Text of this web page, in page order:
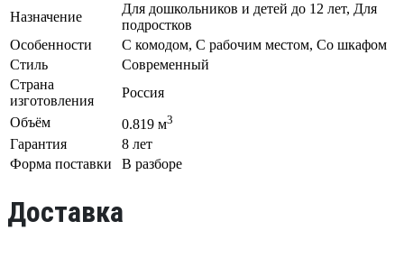
Назначение
Для дошкольников и детей до 12 лет, Для
подростков
Особенности
С комодом, С рабочим местом, Со шкафом
Стиль
Современный
Страна
изготовления
Россия
Объём
0.819 м3
Гарантия
8 лет
Форма поставки
В разборе
Доставка